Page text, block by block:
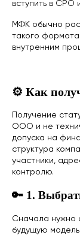
вступить в СРО
МФК обычно
такого
внутренним
⚙️ Как
Получение
ООО и не
допуска на
структура
участники,
контролю.
🔑 1.
Сначала нужно
будущую